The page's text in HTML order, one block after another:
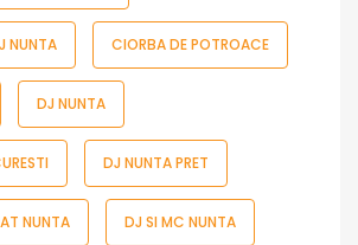
NUNTA CIORBA DE POTROACE
DJ NUNTA
DJ NUNTA PRET
NUNTA DJ SI MC NUNTA